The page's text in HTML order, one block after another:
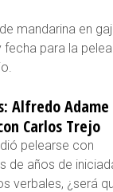
mandarina en
para la
Alfredo Adame
Carlos Trejo
pelearse con
de años de
verbales, ¿será